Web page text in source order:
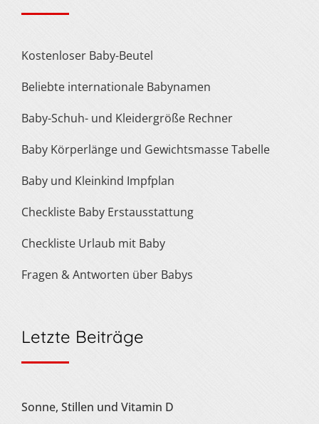
Kostenloser Baby-Beutel
Beliebte internationale Babynamen
Baby-Schuh- und Kleidergröße Rechner
Baby Körperlänge und Gewichtsmasse Tabelle
Baby und Kleinkind Impfplan
Checkliste Baby Erstausstattung
Checkliste Urlaub mit Baby
Fragen & Antworten über Babys
Letzte Beiträge
Sonne, Stillen und Vitamin D